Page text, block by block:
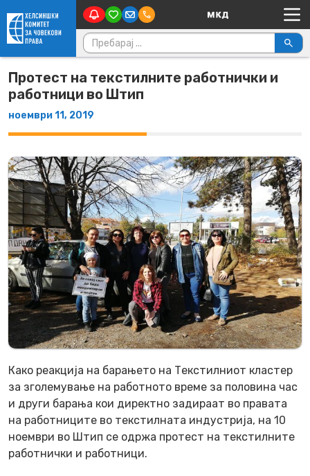
Skip to content Main Navigation
Пребарувај за:
Протест на текстилните работнички и
работници во Штип
ноември 11, 2019
Како реакција на барањето на Текстилниот кластер
за зголемување на работното време за половина час
и други барања кои директно задираат во правата
на работниците во текстилната индустрија, на 10
ноември во Штип се одржа протест на текстилните
работнички и работници.